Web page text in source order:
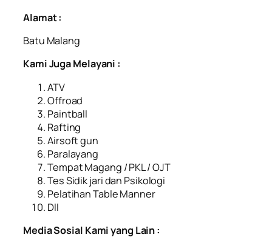
Alamat :
Batu Malang
Kami Juga Melayani :
ATV
Offroad
Paintball
Rafting
Airsoft gun
Paralayang
Tempat Magang / PKL / OJT
Tes Sidik jari dan Psikologi
Pelatihan Table Manner
Dll
Media Sosial Kami yang Lain :